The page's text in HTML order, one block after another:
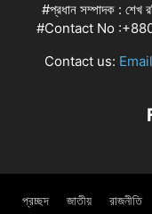
#প্রধান সম্পাদক : শেখ
#Contact No
Contact us:
প্রচ্ছদ জাতীয় রাজনীতি